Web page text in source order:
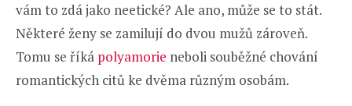
vám to zdá jako neetické? Ale ano, může se to stát.
Některé ženy se zamilují do dvou mužů zároveň.
Tomu se říká polyamorie neboli souběžné chování
romantických citů ke dvěma různým osobám.